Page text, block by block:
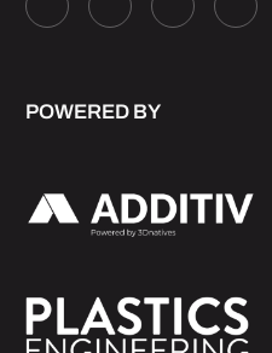
POWERED BY